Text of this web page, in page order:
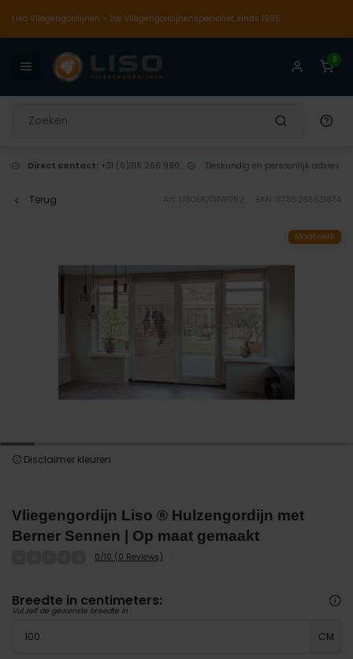
Liso Vliegengordijnen - Uw Vliegengordijnenspecialist sinds 1995
0
Direct contact: +31 (0)316 266 990 Deskundig en persoonlijk advies
Terug Art: LISOMOTMW052 EAN: 8785285631874
Maatwerk
Disclaimer kleuren
Vliegengordijn Liso ® Hulzengordijn met
Berner Sennen | Op maat gemaakt
0/10 (0 Reviews)
Breedte in centimeters:
Vul zelf de gewenste breedte in
CM